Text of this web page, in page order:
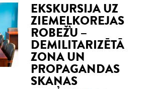
Praktiski ieteikumi
Publikācijas
Par mums
EKSKURSIJA UZ
ZIEMEĻKOREJAS
ROBEŽU –
DEMILITARIZĒTĀ
ZONA UN
PROPAGANDAS
SKAŅAS